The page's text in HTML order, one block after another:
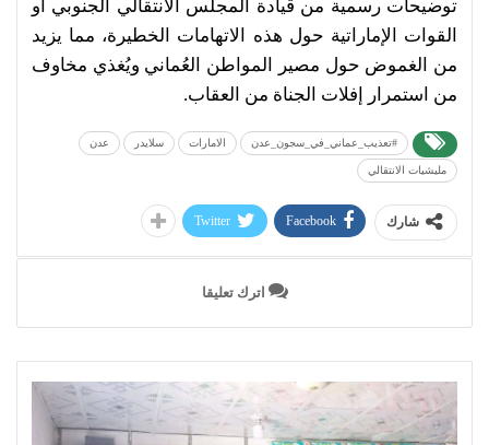
توضيحات رسمية من قيادة المجلس الانتقالي الجنوبي أو
القوات الإماراتية حول هذه الاتهامات الخطيرة، مما يزيد
من الغموض حول مصير المواطن العُماني ويُغذي مخاوف
من استمرار إفلات الجناة من العقاب.
#تعذيب_عماني_في_سجون_عدن الامارات سلايدر عدن
مليشيات الانتقالي
شارك Facebook
Twitter
اترك تعليقا